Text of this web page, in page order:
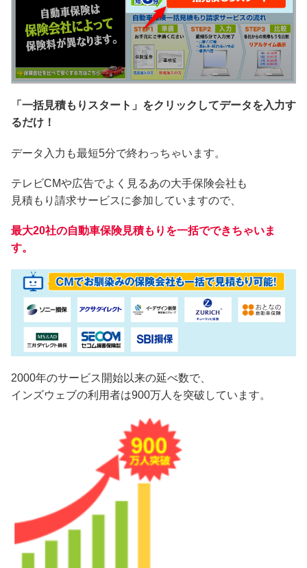
「一括見積もりスタート」をクリックしてデータを入力す
るだけ！
データ入力も最短5分で終わっちゃいます。
テレビCMや広告でよく見るあの大手保険会社も
見積もり請求サービスに参加していますので、
最大20社の自動車保険見積もりを一括でできちゃいま
す。
2000年のサービス開始以来の延べ数で、
インズウェブの利用者は900万人を突破しています。